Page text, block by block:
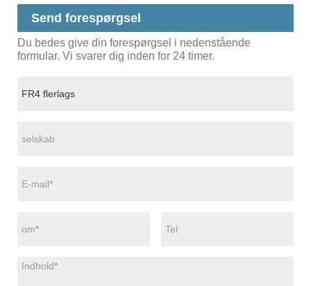
Send forespørgsel
Du bedes give din forespørgsel i nedenstående
formular. Vi svarer dig inden for 24 timer.